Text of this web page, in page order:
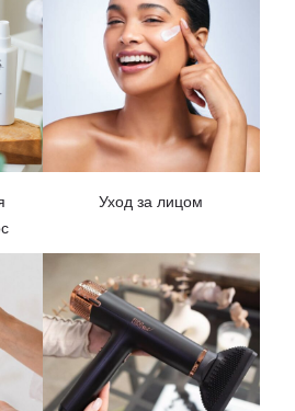
Уход за лицом